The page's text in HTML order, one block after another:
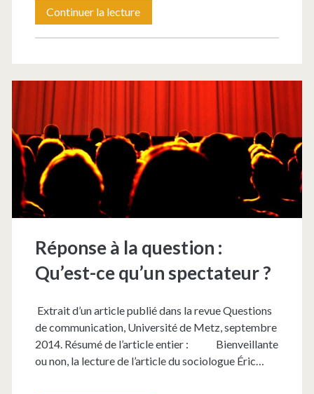
Continuer la lectureSpectateurs
en
sur
la
d’art
Réponse à la question :
Qu’est-ce qu’un spectateur ?
Extrait d’un article publié dans la revue Questions
de communication, Université de Metz, septembre
2014. Résumé de l’article entier : Bienveillante
ou non, la lecture de l’article du sociologue Éric…